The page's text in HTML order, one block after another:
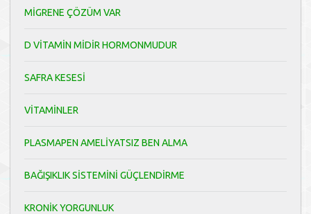
MİGRENE ÇÖZÜM VAR
D VİTAMİN MİDİR HORMONMUDUR
SAFRA KESESİ
VİTAMİNLER
PLASMAPEN AMELİYATSIZ BEN ALMA
BAĞIŞIKLIK SİSTEMİNİ GÜÇLENDİRME
KRONİK YORGUNLUK